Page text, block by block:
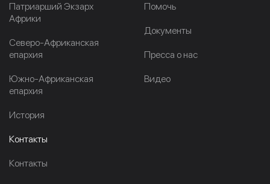
Патриарший Экзарх
Африки
Северо-Африканская
епархия
Южно-Африканская
епархия
История
Помочь
Документы
Пресса о нас
Видео
Контакты
Контакты